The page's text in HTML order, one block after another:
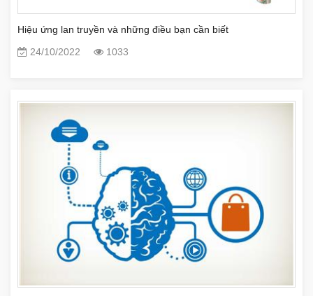
Hiệu ứng lan truyền và những điều bạn cần biết
24/10/2022
1033